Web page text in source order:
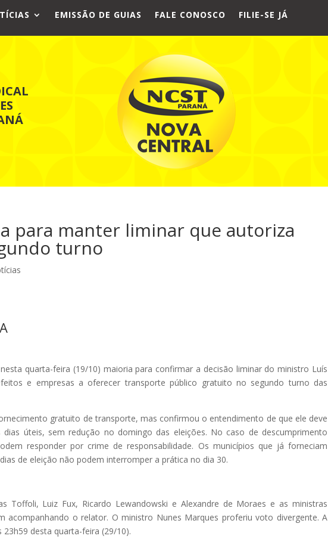
EMISSÃO DE GUIAS FALE CONOSCO FILIE-SE JÁ
para manter liminar que autoriza
turno
quarta-feira (19/10) maioria para confirmar a decisão liminar do ministro Luís
e empresas a oferecer transporte público gratuito no segundo turno das
gratuito de transporte, mas confirmou o entendimento de que ele deve
úteis, sem redução no domingo das eleições. No caso de descumprimento
responder por crime de responsabilidade. Os municípios que já forneciam
de eleição não podem interromper a prática no dia 30.
Toffoli, Luiz Fux, Ricardo Lewandowski e Alexandre de Moraes e as ministras
acompanhando o relator. O ministro Nunes Marques proferiu voto divergente. A
desta quarta-feira (29/10).